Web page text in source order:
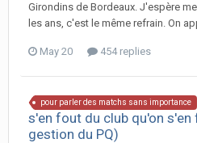
Girondins de Bordeaux. J'espère
les ans, c'est le même refrain. On
May 20 454 replies
pour parler des matchs sans importance
s'en fout du club qu'on
gestion du PQ)